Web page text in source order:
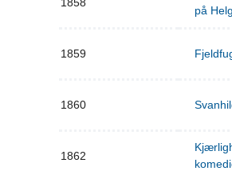
på
1859
1860
1862